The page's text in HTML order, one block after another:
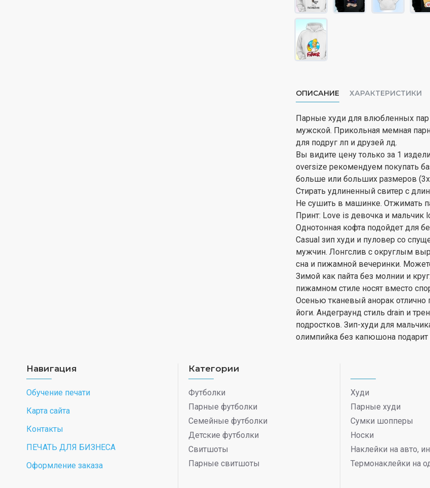
ОПИСАНИЕ ХАРАКТЕРИСТИКИ
Парные худи для влюбленных
мужской. Прикольная мемная
для подруг лп и друзей лд.
Вы видите цену только за 1
oversize рекомендуем покупать
больше или больших размеров
Стирать удлиненный свитер с
Не сушить в машинке. Отжимать
Принт: Love is девочка и мальчик
Однотонная кофта подойдет для
Casual зип худи и пуловер со
мужчин. Лонгслив с округлым
сна и пижамной вечеринки.
Зимой как пайта без молнии и
пижамном стиле носят вместо
Осенью тканевый анорак отлично
йоги. Андеграунд стиль drain и
подростков. Зип-худи для
олимпийка без капюшона
Навигация
Обучение печати
Карта сайта
Контакты
ПЕЧАТЬ ДЛЯ БИЗНЕСА
Оформление заказа
Категории
Футболки
Парные футболки
Семейные футболки
Детские футболки
Свитшоты
Парные свитшоты
Худи
Парные худи
Сумки шопперы
Носки
Наклейки на авто,
Термонаклейки на